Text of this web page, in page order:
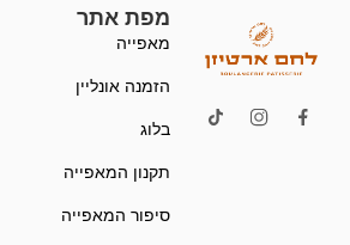
מפת אתר
מאפייה
הזמנה אונליין
בלוג
תקנון המאפייה
סיפור המאפייה